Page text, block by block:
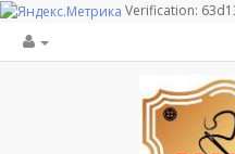
Verification: